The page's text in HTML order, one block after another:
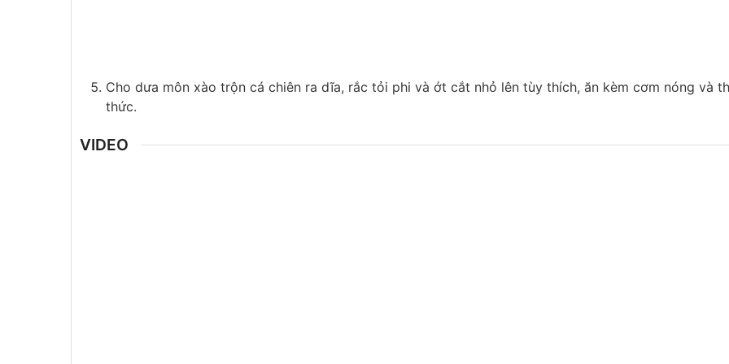
Cho dưa môn xào trộn cá chiên ra dĩa, rắc tỏi phi và ớt cắt nhỏ lên tùy thích, ăn kèm cơm nóng và
thức.
VIDEO